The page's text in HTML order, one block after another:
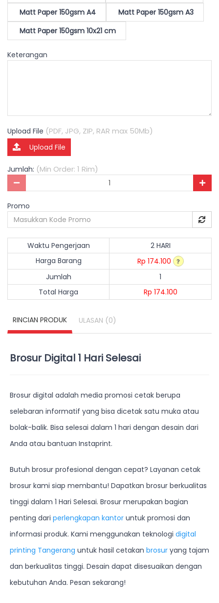
Matt Paper 150gsm A4
Matt Paper 150gsm A3
Matt Paper 150gsm 10x21 cm
Keterangan
Upload File (PDF, JPG, ZIP, RAR max 50Mb)
Upload File
Jumlah: (Min Order: 1 Rim)
Promo
Waktu Pengerjaan
2 HARI
Harga Barang
Rp 174.100
Jumlah
1
Total Harga
Rp 174.100
RINCIAN PRODUK ULASAN (0)
Brosur Digital 1 Hari Selesai
Brosur digital adalah media promosi cetak berupa
selebaran informatif yang bisa dicetak satu muka atau
bolak-balik. Bisa selesai dalam 1 hari dengan desain dari
Anda atau bantuan Instaprint.
Butuh brosur profesional dengan cepat? Layanan cetak
brosur kami siap membantu! Dapatkan brosur berkualitas
tinggi dalam 1 Hari Selesai. Brosur merupakan bagian
penting dari perlengkapan kantor untuk promosi dan
informasi produk. Kami menggunakan teknologi digital
printing Tangerang untuk hasil cetakan brosur yang tajam
dan berkualitas tinggi. Desain dapat disesuaikan dengan
kebutuhan Anda. Pesan sekarang!